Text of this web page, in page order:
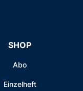
SHOP
Abo
Einzelheft